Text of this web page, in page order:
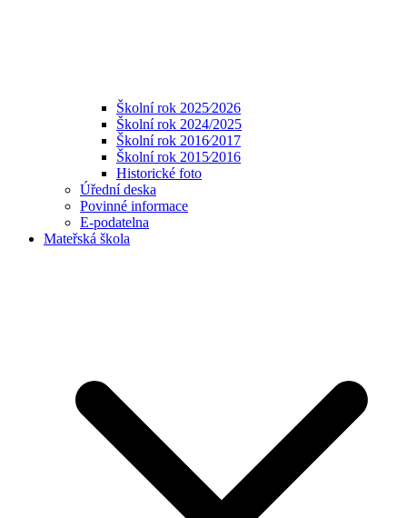
Školní rok 2025⁄2026
Školní rok 2024/2025
Školní rok 2016⁄2017
Školní rok 2015⁄2016
Historické foto
Úřední deska
Povinné informace
E-podatelna
Mateřská škola